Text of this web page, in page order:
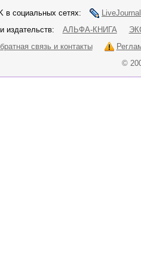
в социальных сетях:
LiveJournal
издательств:
АЛЬФА-КНИГА
связь и контакты
©